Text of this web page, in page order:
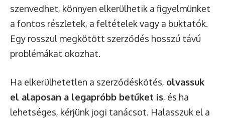
szenvedhet, könnyen elkerülhetik a figyelmünket
a fontos részletek, a feltételek vagy a buktatók.
Egy rosszul megkötött szerződés hosszú távú
problémákat okozhat.
Ha elkerülhetetlen a szerződéskötés, olvassuk
el alaposan a legapróbb betűket is, és ha
lehetséges, kérjünk jogi tanácsot. Halasszuk el a